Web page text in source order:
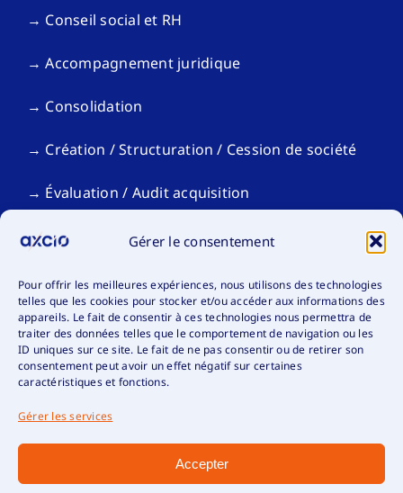
Gérer le consentement
Pour offrir les meilleures expériences, nous utilisons des technologies
telles que les cookies pour stocker et/ou accéder aux informations des
appareils. Le fait de consentir à ces technologies nous permettra de
traiter des données telles que le comportement de navigation ou les
ID uniques sur ce site. Le fait de ne pas consentir ou de retirer son
consentement peut avoir un effet négatif sur certaines
caractéristiques et fonctions.
Gérer les services
Accepter
→ Conseil social et RH
→ Accompagnement juridique
→ Consolidation
→ Création / Structuration / Cession de société
→ Évaluation / Audit acquisition
→ Gestion de patrimoine / Déclaration fiscale
Votre situation
→ Organismes sans but lucratif
→ Industrie